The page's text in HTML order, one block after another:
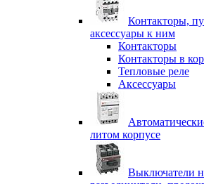
Контакторы,
аксессуары к ним
Контакторы
Контакторы в
Тепловые реле
Аксессуары
литом корпусе
Выключатели